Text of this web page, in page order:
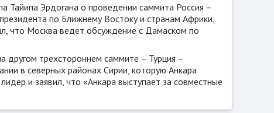
Тайипа Эрдогана о проведении саммита Россия –
по Ближнему Востоку и странам Африки,
что Москва ведет обсуждение с Дамаском по
другом трехстороннем саммите – Турция –
в северных районах Сирии, которую Анкара
и заявил, что «Анкара выступает за совместные